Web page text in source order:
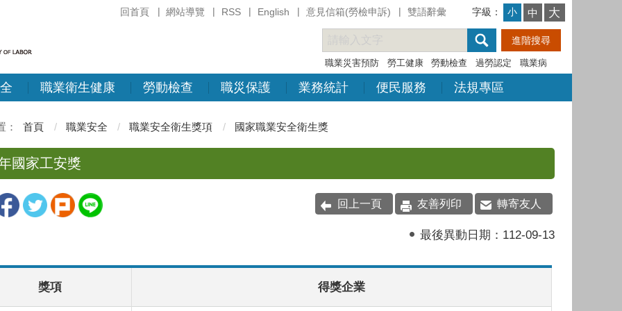
回首頁 網站導覽 RSS English 意見信箱(勞檢申訴) 雙語辭彙 字級： 小 中 大
職業災害預防 勞工健康 勞動檢查 過勞認定 職業病
職業衛生健康 勞動檢查 職災保護 業務統計 便民服務 法規專區
首頁 職業安全 職業安全衛生獎項 國家職業安全衛生獎
國家工安獎
回上一頁 友善列印 轉寄友人
最後異動日期： 112-09-13
獎項 得獎企業